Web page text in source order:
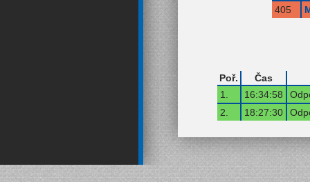
405
Poř.
Čas
1.
16:34:58
2.
18:27:30